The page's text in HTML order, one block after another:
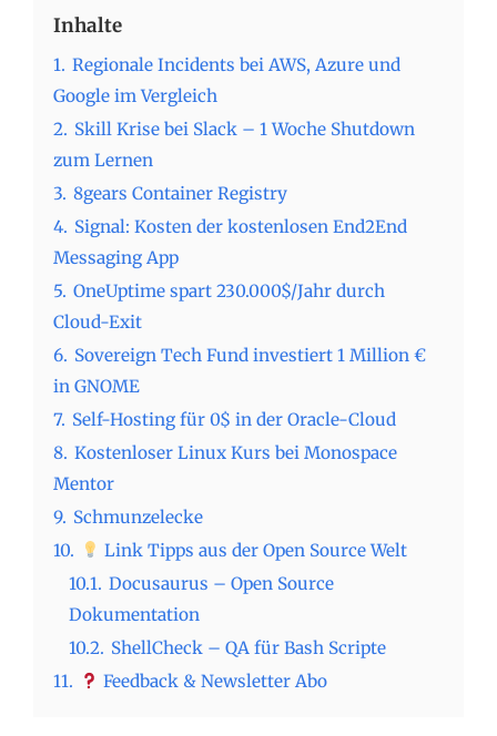
Inhalte
1. Regionale Incidents bei AWS, Azure und
Google im Vergleich
2. Skill Krise bei Slack – 1 Woche Shutdown
zum Lernen
3. 8gears Container Registry
4. Signal: Kosten der kostenlosen End2End
Messaging App
5. OneUptime spart 230.000$/Jahr durch
Cloud-Exit
6. Sovereign Tech Fund investiert 1 Million €
in GNOME
7. Self-Hosting für 0$ in der Oracle-Cloud
8. Kostenloser Linux Kurs bei Monospace
Mentor
9. Schmunzelecke
10.
Link Tipps aus der Open Source Welt
10.1. Docusaurus – Open Source
Dokumentation
10.2. ShellCheck – QA für Bash Scripte
11.
Feedback & Newsletter Abo